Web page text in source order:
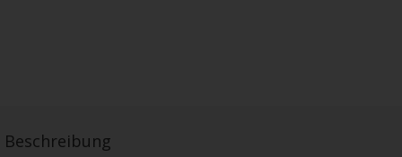
Beschreibung